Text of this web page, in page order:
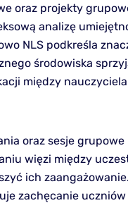
oraz projekty
analizę
NLS podkreśla
środowiska
między
oraz sesje grupowe
więzi między
ich
zachęcanie